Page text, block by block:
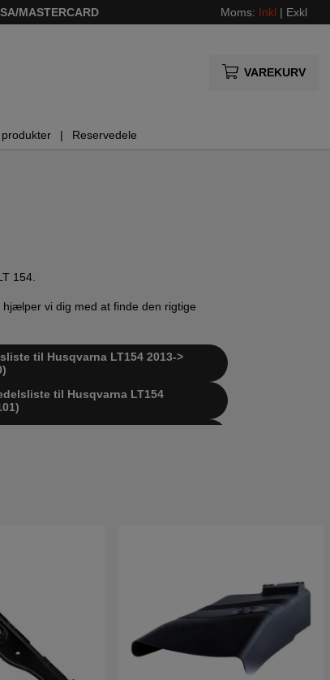
MASTERCARD Moms: Inkl | Exkl
VAREKURV
Reservedele
154.
hjælper vi dig med at finde den rigtige
til Husqvarna LT154 2013->
til Husqvarna LT154